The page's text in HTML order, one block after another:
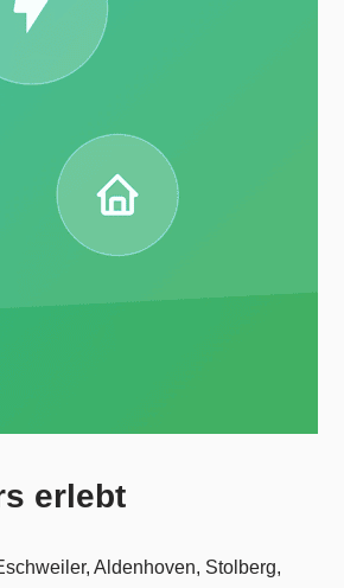
erlebt
Aldenhoven, Stolberg,